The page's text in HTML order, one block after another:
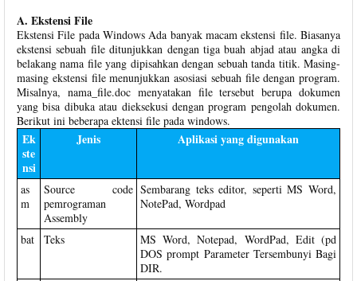
A. Ekstensi File
Ekstensi File pada Windows Ada banyak macam ekstensi file. Biasanya
ekstensi sebuah file ditunjukkan dengan tiga buah abjad atau angka di
belakang nama file yang dipisahkan dengan sebuah tanda titik. Masing-
masing ekstensi file menunjukkan asosiasi sebuah file dengan program.
Misalnya, nama_file.doc menyatakan file tersebut berupa dokumen
yang bisa dibuka atau dieksekusi dengan program pengolah dokumen.
Berikut ini beberapa ektensi file pada windows.
Ek
ste
nsi
Jenis Aplikasi yang digunakan
as
m
Source code
pemrograman
Assembly
Sembarang teks editor, seperti MS Word,
NotePad, Wordpad
bat Teks
MS Word, Notepad, WordPad, Edit (pd
DOS prompt Parameter Tersembunyi Bagi
DIR.